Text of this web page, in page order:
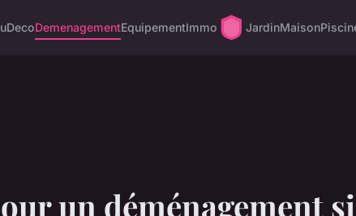
DecoDemenagementEquipementImmo JardinMaison
un déménagement